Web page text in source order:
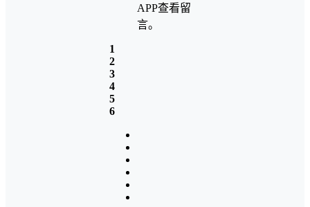
APP查看留
言。
1
2
3
4
5
6